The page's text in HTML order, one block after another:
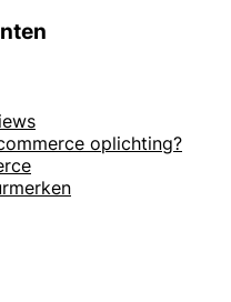
oplichting?